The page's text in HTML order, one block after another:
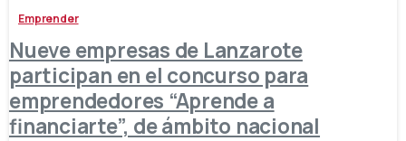
Emprender
Nueve empresas de Lanzarote
participan en el concurso para
emprendedores “Aprende a
financiarte”, de ámbito nacional